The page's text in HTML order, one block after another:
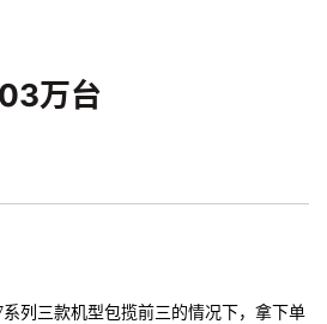
万台
列三款机型包揽前三的情况下，拿下单